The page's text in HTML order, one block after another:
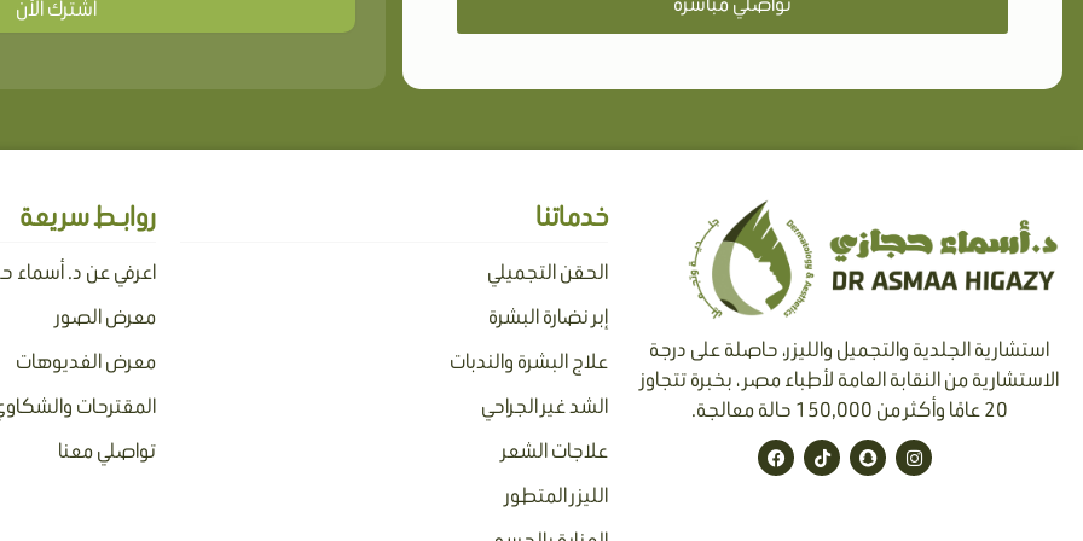
اشترك الأن
استشارية الجلدية والتجميل والليزر، حاصلة على درجة
الاستشارية من النقابة العامة لأطباء مصر ، بخبرة تتجاوز
20 عامًا وأكثر من 150,000 حالة معالجة.
I
n
s
S
n
a
T
i
k
F
a
c
خدماتنا
الحقن التجميلي
إبر نضارة البشرة
علاج البشرة والندبات
الشد غير الجراحي
علاجات الشعر
الليزر المتطور
روابـط سريعة
اعرفي عن د. أسماء
معرض الصور
معرض الفديوهات
المقترحات
تواصلي معنا